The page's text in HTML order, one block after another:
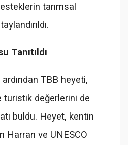
tarımsal
Tanıtıldı
TBB heyeti,
turistik değerlerini de
buldu. Heyet, kentin
Harran ve UNESCO